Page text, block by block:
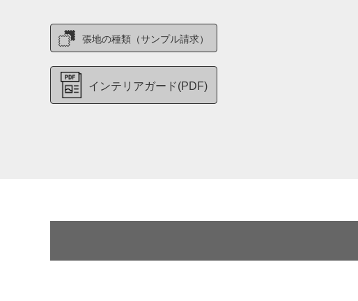
張地の種類（サンプル請求）
インテリアガード(PDF)